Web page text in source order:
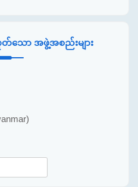
သော အဖွဲ့အစည်းများ